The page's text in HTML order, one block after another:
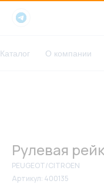
Каталог О компании
Рулевая
PEUGEOT/CITROEN
Артикул: 400135